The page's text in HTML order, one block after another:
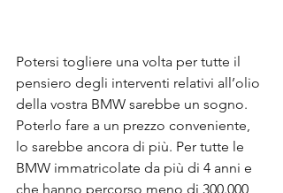
Potersi togliere una volta per tutte il
pensiero degli interventi relativi all’olio
della vostra BMW sarebbe un sogno.
Poterlo fare a un prezzo conveniente,
lo sarebbe ancora di più. Per tutte le
BMW immatricolate da più di 4 anni e
che hanno percorso meno di 300.000